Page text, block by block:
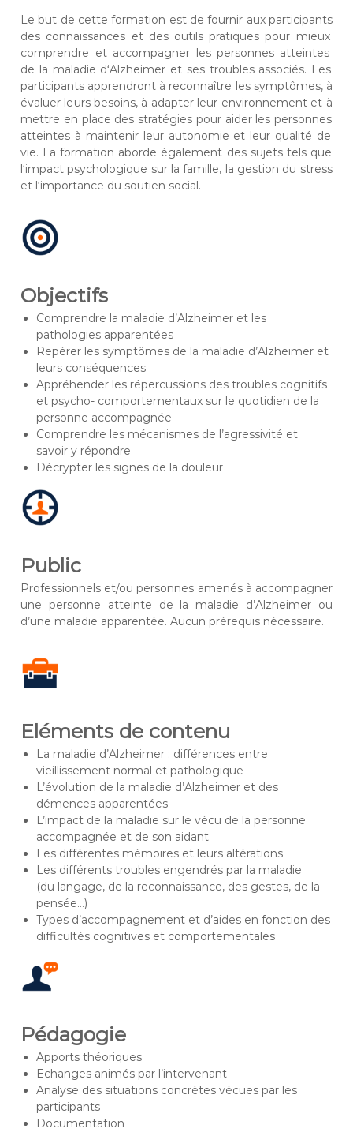
v
Le but de cette formation estde fournir auxparticipants
des connaissances etdesoutils pratiques pour mieux
comprendre etaccompagner lespersonnes atteintes
de la maladie d‘Alzheimer et sestroublesassociés. Les
participants apprendront à reconnaître lessymptômes,à
évaluer leursbesoins,à adapterleur environnementet à
mettre en place des stratégies pouraiderles personnes
atteintes à maintenirleurautonomie et leur qualité de
vie. La formation aborde également dessujetstelsque
l‘impact psychologique surla famille, la gestion du stress
et l‘importance du soutien social.
Objectifs
Comprendre la maladie d’Alzheimer et les
pathologies apparentées
Repérer les symptômes de la maladie d’Alzheimer et
leurs conséquences
Appréhender les répercussions des troubles cognitifs
et psycho- comportementaux sur le quotidien de la
personne accompagnée
Comprendre les mécanismes de l’agressivité et
savoir y répondre
Décrypter les signes de la douleur
Public
Professionnels et/ou personnes amenés à accompagner
une personne atteinte de la maladie d’Alzheimer ou
d’une maladie apparentée. Aucun prérequis nécessaire.
Eléments de contenu
La maladie d’Alzheimer : différences entre
vieillissement normal et pathologique
L’évolution de la maladie d’Alzheimer et des
démences apparentées
L’impact de la maladie sur le vécu de la personne
accompagnée et de son aidant
Les différentes mémoires et leurs altérations
Les différents troubles engendrés par la maladie
(du langage, de la reconnaissance, des gestes, de la
pensée…)
Types d’accompagnement et d’aides en fonction des
difficultés cognitives et comportementales
Pédagogie
Apports théoriques
Echanges animés par l’intervenant
Analyse des situations concrètes vécues par les
participants
Documentation